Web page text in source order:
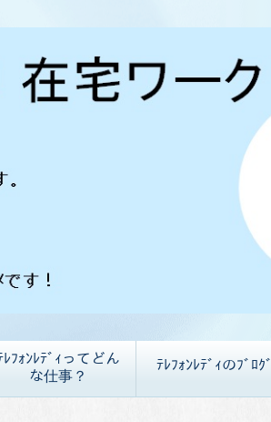
ﾚﾌｫﾝﾚﾃﾞｨってどん
な仕事？
ﾃﾚﾌｫﾝﾚﾃﾞｨのﾌﾞﾛｸﾞ